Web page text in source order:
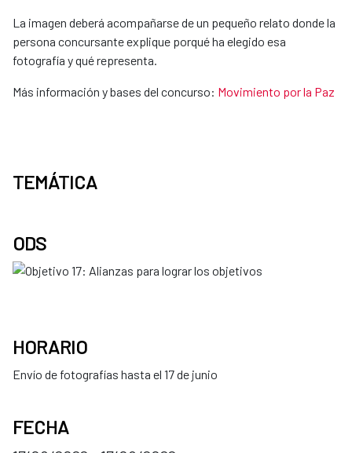
La imagen deberá acompañarse de un pequeño relato donde la
persona concursante explique porqué ha elegido esa
fotografía y qué representa.
Más información y bases del concurso: Movimiento por la Paz
TEMÁTICA
ODS
HORARIO
Envío de fotografías hasta el 17 de junio
FECHA